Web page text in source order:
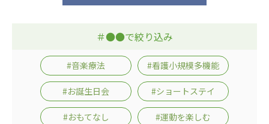
NGO共生の家
瀋陽長者会
上海介護施設
広州谷豊園
＃●●で絞り込み
#音楽療法 #看護小規模多機能
#お誕生日会 #ショートステイ
#おもてなし #運動を楽しむ